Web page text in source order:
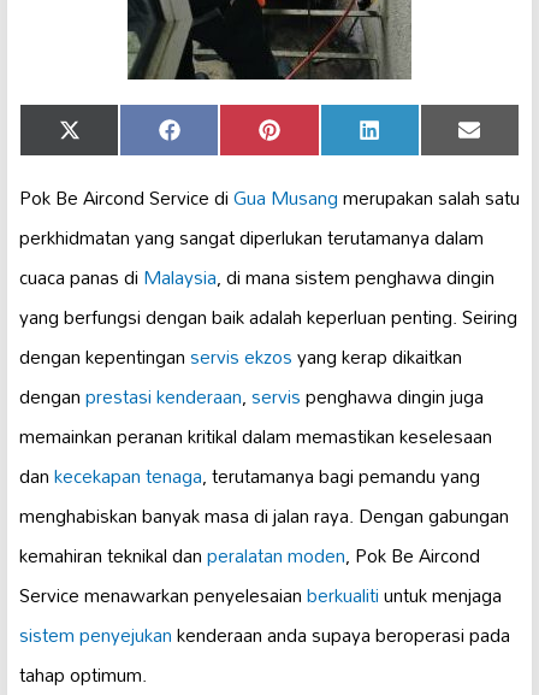
Share
on
X
(Twitter)
Share
on
Facebook Share
on
Pinterest Share
on
LinkedIn Share
on
Email
Pok Be Aircond Service diGua Musangmerupakan salah satu
perkhidmatan yang sangat diperlukan terutamanya dalam
cuaca panas diMalaysia, di mana sistem penghawa dingin
yang berfungsi dengan baik adalah keperluan penting. Seiring
dengan kepentinganservis ekzosyang kerap dikaitkan
denganprestasi kenderaan,servispenghawa dingin juga
memainkan peranan kritikal dalam memastikan keselesaan
dankecekapan tenaga, terutamanya bagi pemandu yang
menghabiskan banyak masa di jalan raya. Dengan gabungan
kemahiran teknikal danperalatan moden, Pok Be Aircond
Service menawarkan penyelesaianberkualitiuntuk menjaga
sistem penyejukankenderaan anda supaya beroperasi pada
tahap optimum.